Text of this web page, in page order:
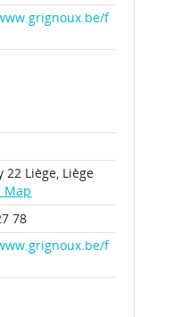
f
22 Liège, Liège
Map
78
f